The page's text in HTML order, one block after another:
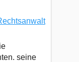
seine